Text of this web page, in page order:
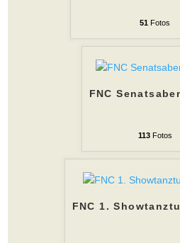
51 Fotos
FNC
113 Fotos
FNC 1.